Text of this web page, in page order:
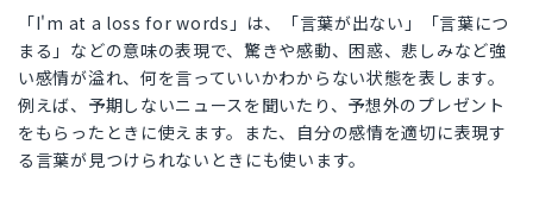
「I'm at a loss for words」は、「言葉が出ない」「言葉につ
まる」などの意味の表現で、驚きや感動、困惑、悲しみなど強
い感情が溢れ、何を言っていいかわからない状態を表します。
例えば、予期しないニュースを聞いたり、予想外のプレゼント
をもらったときに使えます。また、自分の感情を適切に表現す
る言葉が見つけられないときにも使います。